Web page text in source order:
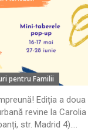
pentru Familii
Ediția a doua
revine la Carolia
str. Madrid 4)....